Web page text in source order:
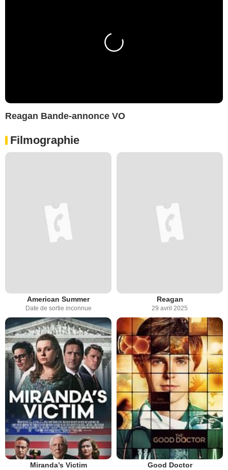
Reagan Bande-annonce VO
Filmographie
American Summer
Date de sortie inconnue
Reagan
29 avril 2025
Miranda’s Victim Good Doctor